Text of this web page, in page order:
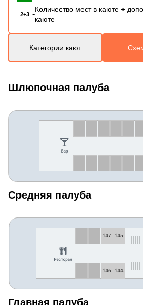
2+3 -
Количество мест в каюте +
каюте
Категории кают
Шлюпочная палуба
Средняя палуба
Главная палуба